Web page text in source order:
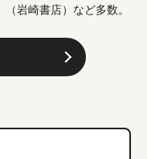
岩崎書店）など多数。